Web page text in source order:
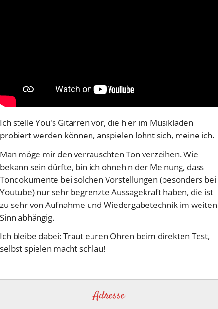
Ich stelle You's Gitarren vor, die hier im Musikladen
probiert werden können, anspielen lohnt sich, meine ich.
Man möge mir den verrauschten Ton verzeihen. Wie
bekann sein dürfte, bin ich ohnehin der Meinung, dass
Tondokumente bei solchen Vorstellungen (besonders bei
Youtube) nur sehr begrenzte Aussagekraft haben, die ist
zu sehr von Aufnahme und Wiedergabetechnik im weiten
Sinn abhängig.
Ich bleibe dabei: Traut euren Ohren beim direkten Test,
selbst spielen macht schlau!
Adresse